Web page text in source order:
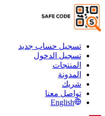
تسجيل حساب جديد
تسجيل الدخول
المنتجات
المدونة
شريك
تواصل معنا
English